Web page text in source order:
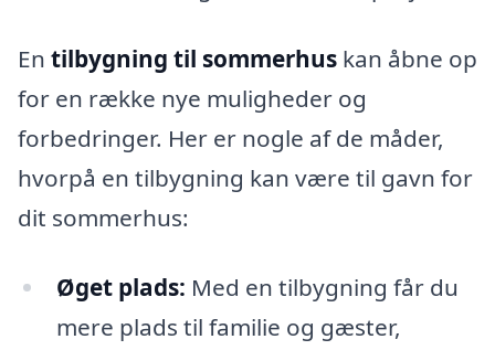
En tilbygning til sommerhus kan åbne op
for en række nye muligheder og
forbedringer. Her er nogle af de måder,
hvorpå en tilbygning kan være til gavn for
dit sommerhus:
Øget plads: Med en tilbygning får du
mere plads til familie og gæster,